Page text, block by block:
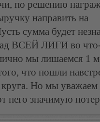
по решению
направить на
сумма будет
ВСЕЙ ЛИГИ во
мы лишаемся 1
что пошли
круга. Но мы уважаем
него значимую